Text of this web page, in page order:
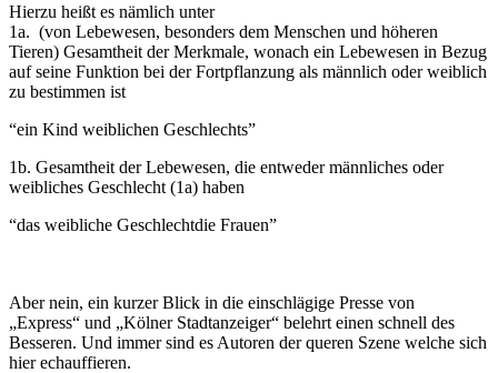
Hierzu heißt es nämlich unter
1a. (von Lebewesen, besonders dem Menschen und höheren
Tieren) Gesamtheit der Merkmale, wonach ein Lebewesen in Bezug
auf seine Funktion bei der Fortpflanzung als männlich oder weiblich
zu bestimmen ist
“ein Kind weiblichen Geschlechts”
1b. Gesamtheit der Lebewesen, die entweder männliches oder
weibliches Geschlecht (1a) haben
“das weibliche Geschlechtdie Frauen”
Aber nein, ein kurzer Blick in die einschlägige Presse von
„Express“ und „Kölner Stadtanzeiger“ belehrt einen schnell des
Besseren. Und immer sind es Autoren der queren Szene welche sich
hier echauffieren.